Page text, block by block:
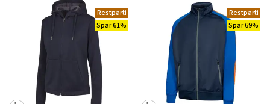
Restparti
Spar 61%
Restparti
Spar 69%